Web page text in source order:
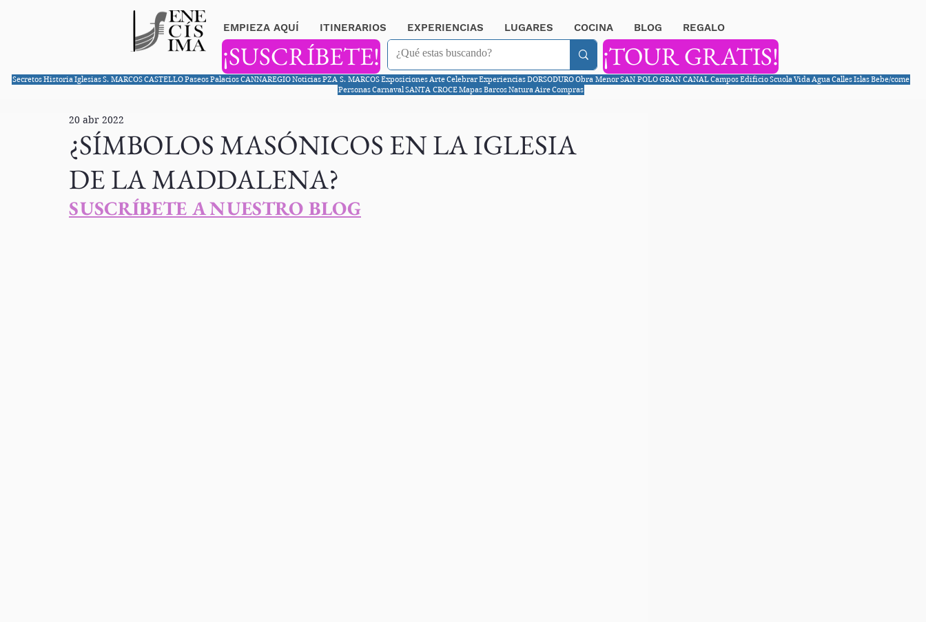
EMPIEZA AQUÍ ITINERARIOS EXPERIENCIAS LUGARES COCINA BLOG REGALO
¡SUSCRÍBETE! ¡TOUR GRATIS!
SecretosHistoriaIglesiasS. MARCOSCASTELLOPaseosPalaciosCANNAREGIONoticiasPZA S. MARCOSExposicionesArteCelebrarExperienciasDORSODUROObra MenorSAN POLOGRAN CANALCamposEdificioScuolaVidaAguaCallesIslasBebe/come
PersonasCarnavalSANTA CROCEMapasBarcosNaturaAireCompras
¿SÍMBOLOS MASÓNICOS EN LA IGLESIA
DE LA MADDALENA?
20 abr 2022
SUSCRÍBETE A NUESTRO BLOG